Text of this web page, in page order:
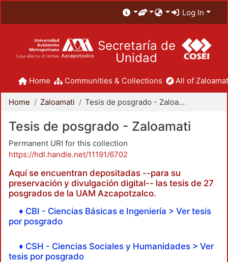
Log In
Secretaría de
Unidad
Home Communities & Collections All of
Home Zaloamati Tesis de posgrado - Zaloamati
Tesis de posgrado - Zaloamati
Permanent URI for this collection
https://hdl.handle.net/11191/6702
Aquí se encuentran depositadas --para su
preservación y divulgación digital-- las tesis de 27
posgrados de la UAM Azcapotzalco.
♦ CBI - Ciencias Básicas e Ingeniería > Ver tesis
por posgrado
♦ CSH - Ciencias Sociales y Humanidades > Ver
tesis por posgrado